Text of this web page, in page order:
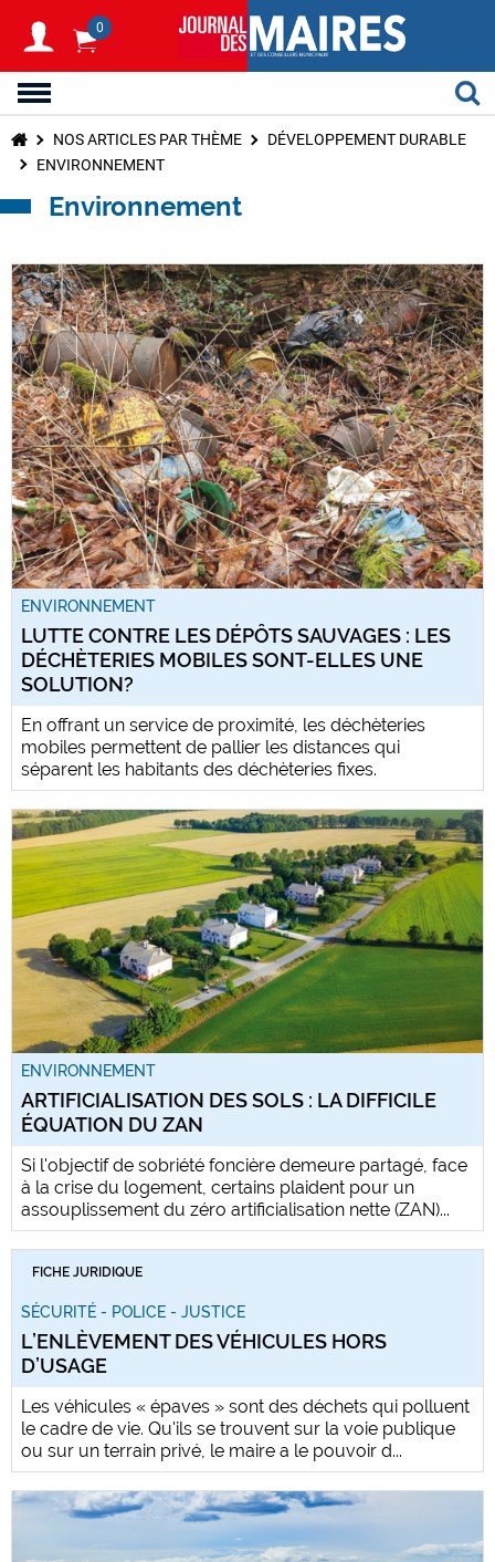
0
NOS ARTICLES PAR THÈME
DÉVELOPPEMENT DURABLE
ENVIRONNEMENT
Environnement
ENVIRONNEMENT
LUTTE CONTRE LES DÉPÔTS SAUVAGES : LES
DÉCHÈTERIES MOBILES SONT-ELLES UNE
SOLUTION?
En offrant un service de proximité, les déchèteries
mobiles permettent de pallier les distances qui
séparent les habitants des déchèteries fixes.
ENVIRONNEMENT
ARTIFICIALISATION DES SOLS : LA DIFFICILE
ÉQUATION DU ZAN
Si l'objectif de sobriété foncière demeure partagé, face
à la crise du logement, certains plaident pour un
assouplissement du zéro artificialisation nette (ZAN)...
FICHE JURIDIQUE
SÉCURITÉ - POLICE - JUSTICE
L’ENLÈVEMENT DES VÉHICULES HORS
D’USAGE
Les véhicules « épaves » sont des déchets qui polluent
le cadre de vie. Qu'ils se trouvent sur la voie publique
ou sur un terrain privé, le maire a le pouvoir d...